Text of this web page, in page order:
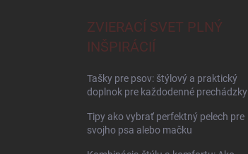
ZVIERACÍ SVET PLNÝ
INŠPIRÁCIÍ
Tašky pre psov: štýlový a praktický
doplnok pre každodenné prechádzky
Tipy ako vybrať perfektný pelech pre
svojho psa alebo mačku